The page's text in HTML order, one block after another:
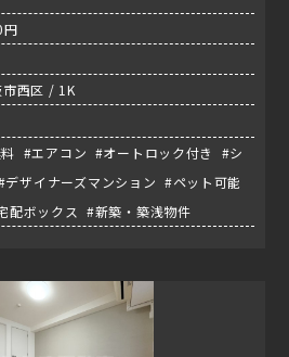
西区 / 1K
#エアコン #オートロック付き #シ
ザイナーズマンション #ペット可能
ボックス #新築・築浅物件